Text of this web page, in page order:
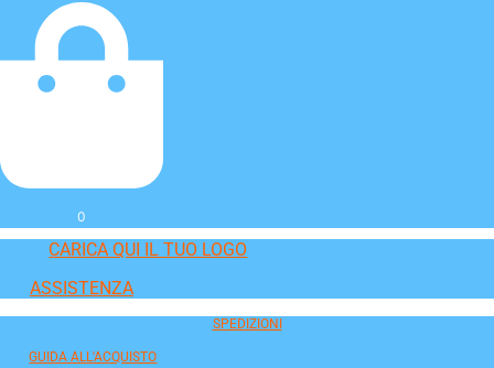
0
CARICA QUI IL TUO LOGO
ASSISTENZA
SPEDIZIONI
GUIDA ALL'ACQUISTO